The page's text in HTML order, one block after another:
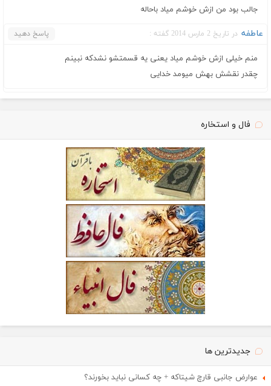
جالب بود من ازش خوشم میاد باحاله
عاطفه در تاریخ 2 مارس 2014 گفته : پاسخ دهید
منم خیلی ازش خوشم میاد یعنی یه قسمتشو نشدکه نبینم
چقدر نقشش بهش میومد خدایی
فال و استخاره
جدیدترین ها
عوارض جانبی قارچ شیتاکه + چه کسانی نباید بخورند؟